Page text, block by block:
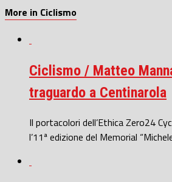
More in Ciclismo
Ciclismo / Matteo
traguardo a Centinarola
Il portacolori dell’Ethica Zero24
l’11ª edizione del Memorial